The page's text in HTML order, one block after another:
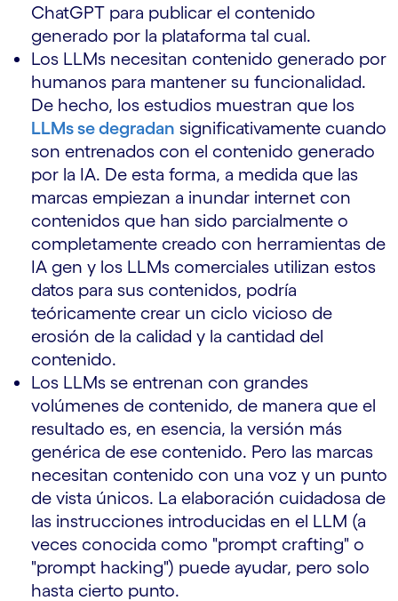
ChatGPT para publicar el contenido
generado por la plataforma tal cual.
Los LLMs necesitan contenido generado por
humanos para mantener su funcionalidad.
De hecho, los estudios muestran que los
LLMs se degradan significativamente cuando
son entrenados con el contenido generado
por la IA. De esta forma, a medida que las
marcas empiezan a inundar internet con
contenidos que han sido parcialmente o
completamente creado con herramientas de
IA gen y los LLMs comerciales utilizan estos
datos para sus contenidos, podría
teóricamente crear un ciclo vicioso de
erosión de la calidad y la cantidad del
contenido.
Los LLMs se entrenan con grandes
volúmenes de contenido, de manera que el
resultado es, en esencia, la versión más
genérica de ese contenido. Pero las marcas
necesitan contenido con una voz y un punto
de vista únicos. La elaboración cuidadosa de
las instrucciones introducidas en el LLM (a
veces conocida como "prompt crafting" o
"prompt hacking") puede ayudar, pero solo
hasta cierto punto.